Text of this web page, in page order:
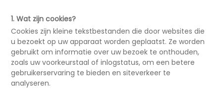
1. Wat zijn cookies?
Cookies zijn kleine tekstbestanden die door websites die
u bezoekt op uw apparaat worden geplaatst. Ze worden
gebruikt om informatie over uw bezoek te onthouden,
zoals uw voorkeurstaal of inlogstatus, om een betere
gebruikerservaring te bieden en siteverkeer te
analyseren.